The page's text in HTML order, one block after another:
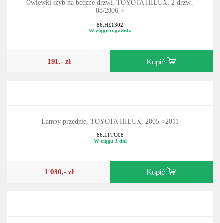
Owiewki szyb na boczne drzwi, TOYOTA HILUX, 2 drzw.,
08/2006->
86.HE1302
W ciągu tygodnia
191,- zł Kupić
Lampy przednie, TOYOTA HILUX, 2005->2011
86.LPTO08
W ciągu 3 dni
1 080,- zł Kupić